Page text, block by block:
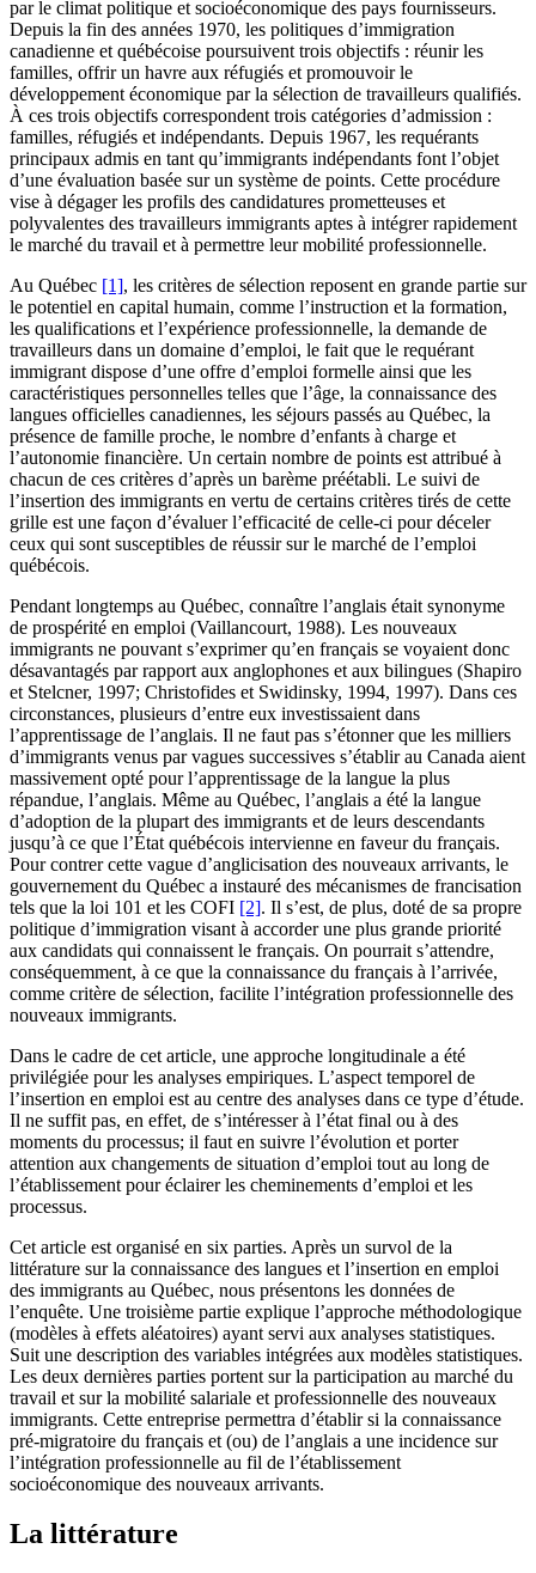
par le climat politique et socioéconomique des pays fournisseurs.
Depuis la fin des années 1970, les politiques d’immigration
canadienne et québécoise poursuivent trois objectifs : réunir les
familles, offrir un havre aux réfugiés et promouvoir le
développement économique par la sélection de travailleurs qualifiés.
À ces trois objectifs correspondent trois catégories d’admission :
familles, réfugiés et indépendants. Depuis 1967, les requérants
principaux admis en tant qu’immigrants indépendants font l’objet
d’une évaluation basée sur un système de points. Cette procédure
vise à dégager les profils des candidatures prometteuses et
polyvalentes des travailleurs immigrants aptes à intégrer rapidement
le marché du travail et à permettre leur mobilité professionnelle.
Au Québec [1], les critères de sélection reposent en grande partie sur
le potentiel en capital humain, comme l’instruction et la formation,
les qualifications et l’expérience professionnelle, la demande de
travailleurs dans un domaine d’emploi, le fait que le requérant
immigrant dispose d’une offre d’emploi formelle ainsi que les
caractéristiques personnelles telles que l’âge, la connaissance des
langues officielles canadiennes, les séjours passés au Québec, la
présence de famille proche, le nombre d’enfants à charge et
l’autonomie financière. Un certain nombre de points est attribué à
chacun de ces critères d’après un barème préétabli. Le suivi de
l’insertion des immigrants en vertu de certains critères tirés de cette
grille est une façon d’évaluer l’efficacité de celle-ci pour déceler
ceux qui sont susceptibles de réussir sur le marché de l’emploi
québécois.
Pendant longtemps au Québec, connaître l’anglais était synonyme
de prospérité en emploi (Vaillancourt, 1988). Les nouveaux
immigrants ne pouvant s’exprimer qu’en français se voyaient donc
désavantagés par rapport aux anglophones et aux bilingues (Shapiro
et Stelcner, 1997; Christofides et Swidinsky, 1994, 1997). Dans ces
circonstances, plusieurs d’entre eux investissaient dans
l’apprentissage de l’anglais. Il ne faut pas s’étonner que les milliers
d’immigrants venus par vagues successives s’établir au Canada aient
massivement opté pour l’apprentissage de la langue la plus
répandue, l’anglais. Même au Québec, l’anglais a été la langue
d’adoption de la plupart des immigrants et de leurs descendants
jusqu’à ce que l’État québécois intervienne en faveur du français.
Pour contrer cette vague d’anglicisation des nouveaux arrivants, le
gouvernement du Québec a instauré des mécanismes de francisation
tels que la loi 101 et les COFI [2]. Il s’est, de plus, doté de sa propre
politique d’immigration visant à accorder une plus grande priorité
aux candidats qui connaissent le français. On pourrait s’attendre,
conséquemment, à ce que la connaissance du français à l’arrivée,
comme critère de sélection, facilite l’intégration professionnelle des
nouveaux immigrants.
Dans le cadre de cet article, une approche longitudinale a été
privilégiée pour les analyses empiriques. L’aspect temporel de
l’insertion en emploi est au centre des analyses dans ce type d’étude.
Il ne suffit pas, en effet, de s’intéresser à l’état final ou à des
moments du processus; il faut en suivre l’évolution et porter
attention aux changements de situation d’emploi tout au long de
l’établissement pour éclairer les cheminements d’emploi et les
processus.
Cet article est organisé en six parties. Après un survol de la
littérature sur la connaissance des langues et l’insertion en emploi
des immigrants au Québec, nous présentons les données de
l’enquête. Une troisième partie explique l’approche méthodologique
(modèles à effets aléatoires) ayant servi aux analyses statistiques.
Suit une description des variables intégrées aux modèles statistiques.
Les deux dernières parties portent sur la participation au marché du
travail et sur la mobilité salariale et professionnelle des nouveaux
immigrants. Cette entreprise permettra d’établir si la connaissance
pré-migratoire du français et (ou) de l’anglais a une incidence sur
l’intégration professionnelle au fil de l’établissement
socioéconomique des nouveaux arrivants.
La littérature